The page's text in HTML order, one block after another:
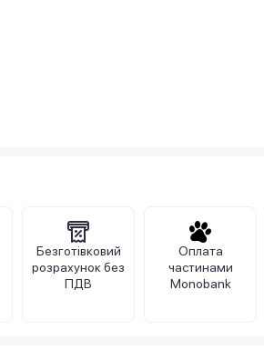
Безготівковий
розрахунок без
ПДВ
Оплата
частинами
Monobank